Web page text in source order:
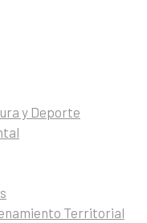
y Deporte
Territorial